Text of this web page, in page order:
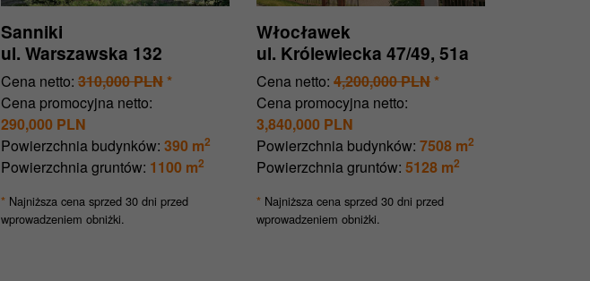
Sanniki
ul. Warszawska 132
Cena netto: 310,000 PLN*
Cena promocyjna netto:
290,000 PLN
Powierzchnia budynków: 390 m2
Powierzchnia gruntów: 1100 m2
* Najniższa cena sprzed 30 dni przed
wprowadzeniem obniżki.
Włocławek
ul. Królewiecka 47/49, 51a
Cena netto: 4,200,000 PLN*
Cena promocyjna netto:
3,840,000 PLN
Powierzchnia budynków: 7508 m2
Powierzchnia gruntów: 5128 m2
* Najniższa cena sprzed 30 dni przed
wprowadzeniem obniżki.